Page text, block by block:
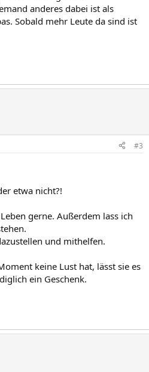
anderes dabei ist als
Sobald mehr Leute da sind ist
#3
etwa nicht?!
gerne. Außerdem lass ich
und mithelfen.
keine Lust hat, lässt sie es
ein Geschenk.